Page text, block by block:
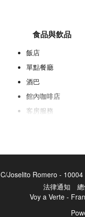
食品與飲品
飯店
單點餐廳
酒巴
館內咖啡店
客房服務
C/Joselito Romero -
法律通知
Voy a Verte -